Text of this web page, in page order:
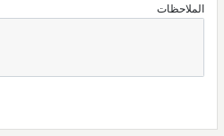
الملاحظات